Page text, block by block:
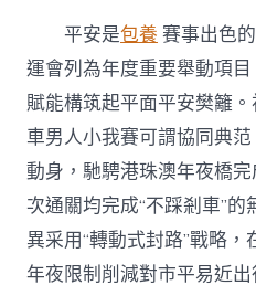
平安是包養 賽事出色
運會列為年度重要舉動項
賦能構筑起平面平安樊籬
車男人小我賽可謂協同典
動身，馳騁港珠澳年夜橋
次通關均完成“不踩剎車”
異采用“轉動式封路”戰略
年夜限制削減對市平易近